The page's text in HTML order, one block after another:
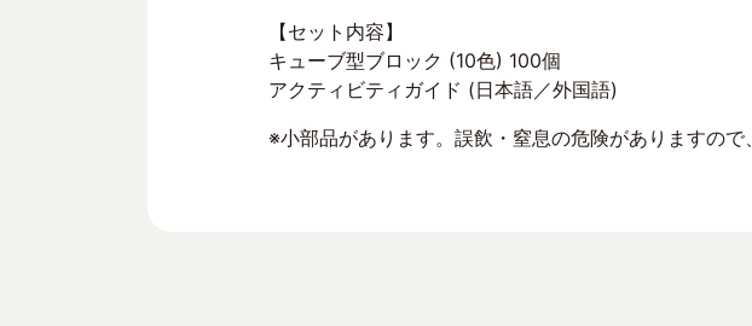
【セット内容】
キューブ型ブロック (10色) 100個
アクティビティガイド (日本語／外国語)
※小部品があります。誤飲・窒息の危険がありますの